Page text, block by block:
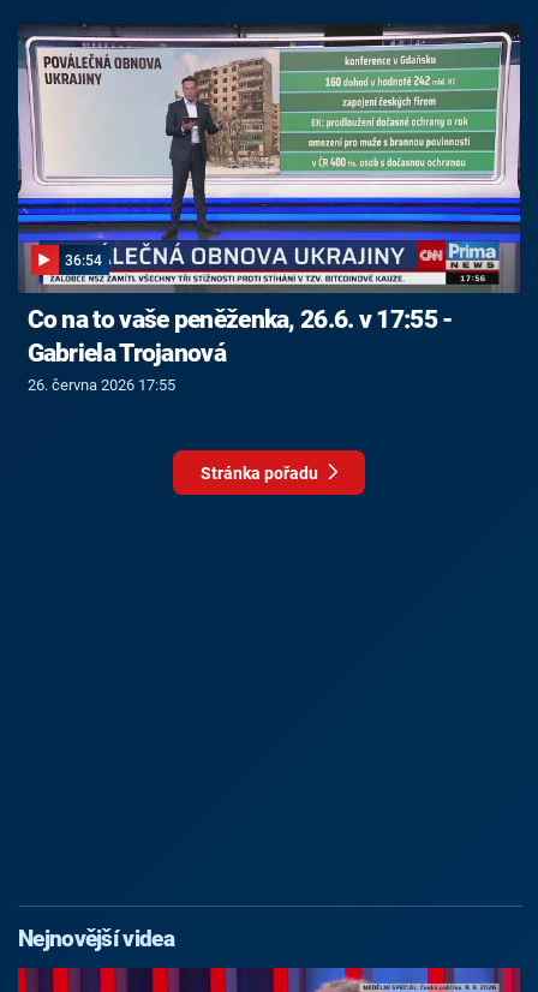
36:54
Co na to vaše peněženka, 26.6. v 17:55 -
Gabriela Trojanová
26. června 2026 17:55
Stránka pořadu
Nejnovější videa